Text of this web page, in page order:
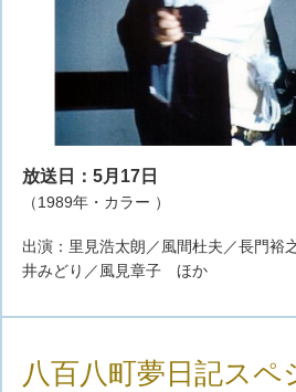
放送日：5月17日
（1989年・カラー ）
出演：里見浩太朗／風間杜夫／長門裕
井みどり／風見章子 ほか
八百八町夢日記ス